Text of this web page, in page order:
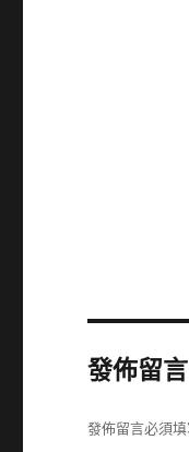
發佈留言
發佈留言必須